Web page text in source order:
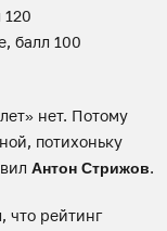
балл 100
нет. Потому
потихоньку
Антон Стрижов.
что рейтинг